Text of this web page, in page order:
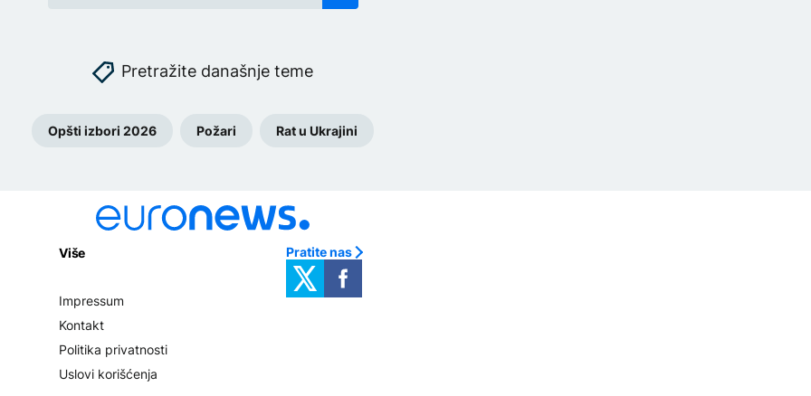
Pretražite današnje teme
Opšti izbori 2026 Požari Rat u Ukrajini
Više
Impressum
Kontakt
Politika privatnosti
Uslovi korišćenja
Pratite nas